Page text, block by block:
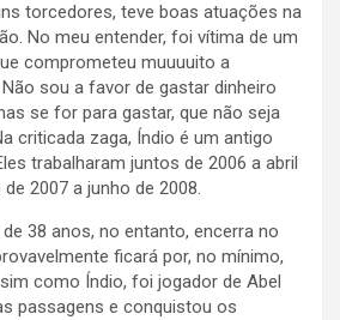
torcedores, teve boas atuações na
No meu entender, foi vítima de um
comprometeu muuuuito a
sou a favor de gastar dinheiro
se for para gastar, que não seja
criticada zaga, Índio é um antigo
trabalharam juntos de 2006 a abril
2007 a junho de 2008.
38 anos, no entanto, encerra no
ficará por, no mínimo,
como Índio, foi jogador de Abel
passagens e conquistou os